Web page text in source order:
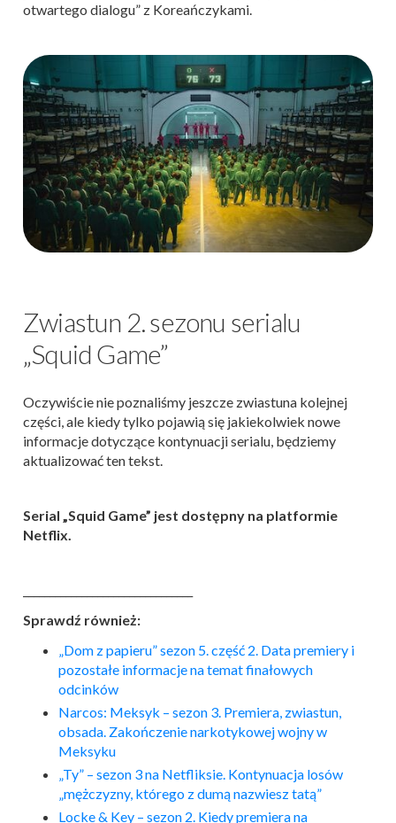
otwartego dialogu” z Koreańczykami.
Zwiastun 2. sezonu serialu
„Squid Game”
Oczywiście nie poznaliśmy jeszcze zwiastuna kolejnej
części, ale kiedy tylko pojawią się jakiekolwiek nowe
informacje dotyczące kontynuacji serialu, będziemy
aktualizować ten tekst.
Serial „Squid Game” jest dostępny na platformie
Netflix.
Sprawdź również:
„Dom z papieru” sezon 5. część 2. Data premiery i
pozostałe informacje na temat finałowych
odcinków
Narcos: Meksyk – sezon 3. Premiera, zwiastun,
obsada. Zakończenie narkotykowej wojny w
Meksyku
„Ty” – sezon 3 na Netfliksie. Kontynuacja losów
„mężczyzny, którego z dumą nazwiesz tatą”
Locke & Key – sezon 2. Kiedy premiera na